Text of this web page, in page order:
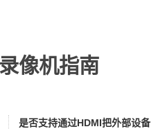
像机指南
是否支持通过HDMI把外部设备